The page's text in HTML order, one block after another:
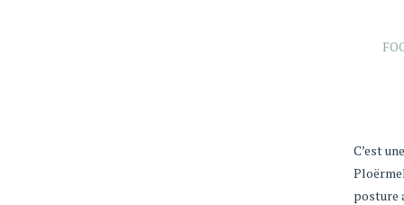
C’est
posture